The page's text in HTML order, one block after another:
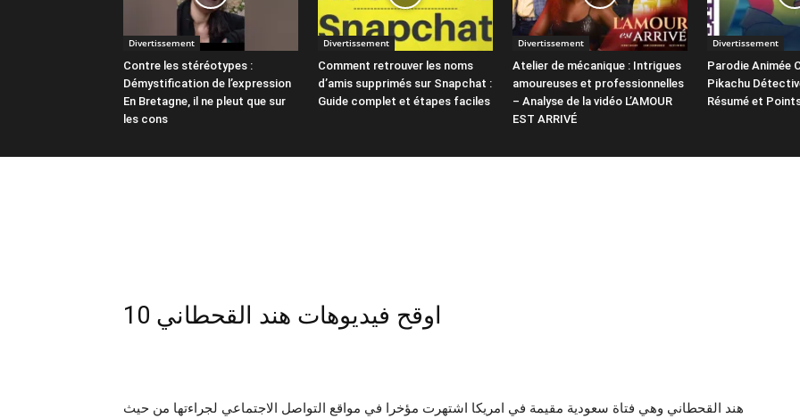
Divertissement
Contre les stéréotypes :
Démystification de l’expression
En Bretagne, il ne pleut que sur
les cons
Divertissement
Comment retrouver les noms
d’amis supprimés sur Snapchat :
Guide complet et étapes faciles
Divertissement
Atelier de mécanique : Intrigues
amoureuses et professionnelles
– Analyse de la vidéo L’AMOUR
EST ARRIVÉ
Divertissement
Parodie Animée
Pikachu
Résumé et
10 اوقح فيديوهات هند القحطاني
هند القحطاني وهي فتاة سعودية مقيمة في امريكا اشتهرت مؤخرا في مواقع التواصل الاجتماعي لجراءتها من حيث